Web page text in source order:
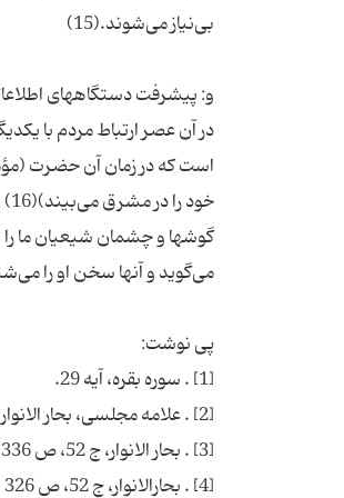
در آن عصر ارتباط مردم با
است كه در زمان آن حضرت
گوشها و چشمان شیعیان ما را